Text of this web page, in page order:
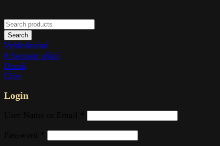
Search
Vyhledávání
0 Seznam přání
Domů
Účet
Login